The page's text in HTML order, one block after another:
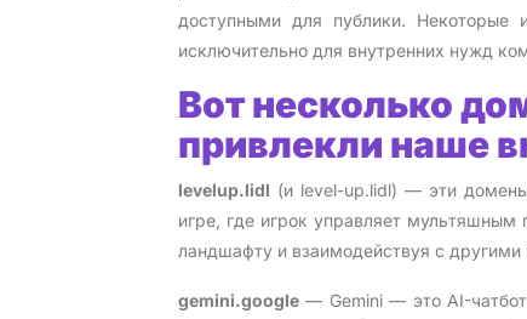
доступными для публики. Некоторые
исключительно для внутренних нужд
Вот несколько
привлекли наше
levelup.lidl (и level-up.lidl) — эти
игре, где игрок управляет
ландшафту и взаимодействуя с другими
gemini.google — Gemini — это AI-